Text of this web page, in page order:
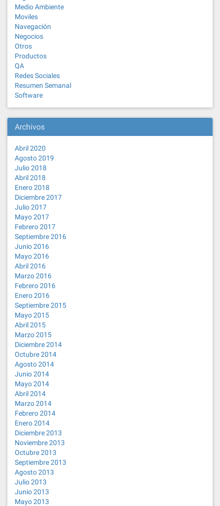
Medio Ambiente
Moviles
Navegación
Negocios
Otros
Productos
QA
Redes Sociales
Resumen Semanal
Software
Archivos
Abril 2020
Agosto 2019
Julio 2018
Abril 2018
Enero 2018
Diciembre 2017
Julio 2017
Mayo 2017
Febrero 2017
Septiembre 2016
Junio 2016
Mayo 2016
Abril 2016
Marzo 2016
Febrero 2016
Enero 2016
Septiembre 2015
Mayo 2015
Abril 2015
Marzo 2015
Diciembre 2014
Octubre 2014
Agosto 2014
Junio 2014
Mayo 2014
Abril 2014
Marzo 2014
Febrero 2014
Enero 2014
Diciembre 2013
Noviembre 2013
Octubre 2013
Septiembre 2013
Agosto 2013
Julio 2013
Junio 2013
Mayo 2013